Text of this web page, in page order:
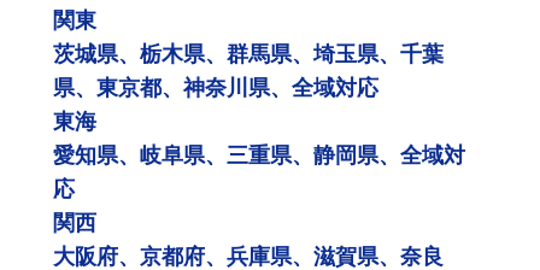
関東
茨城県、栃木県、群馬県、埼玉県、千葉
県、東京都、神奈川県、全域対応
東海
愛知県、岐阜県、三重県、静岡県、全域対
応
関西
大阪府、京都府、兵庫県、滋賀県、奈良